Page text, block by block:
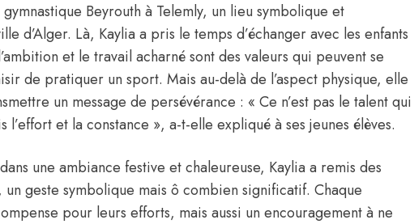
Beyrouth à Telemly, un lieu symbolique et
d’Alger. Là, Kaylia a pris le temps d’échanger avec les enfants
et le travail acharné sont des valeurs qui peuvent se
de pratiquer un sport. Mais au-delà de l’aspect physique, elle
un message de persévérance : « Ce n’est pas le talent qui
l’effort et la constance », a-t-elle expliqué à ses jeunes élèves.
une ambiance festive et chaleureuse, Kaylia a remis des
un geste symbolique mais ô combien significatif. Chaque
pour leurs efforts, mais aussi un encouragement à ne